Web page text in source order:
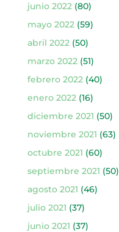
junio 2022(80)
mayo 2022(59)
abril 2022(50)
marzo 2022(51)
febrero 2022(40)
enero 2022(16)
diciembre 2021 (50)
noviembre 2021 (63)
octubre 2021 (60)
septiembre 2021 (50)
agosto 2021 (46)
julio 2021 (37)
junio 2021 (37)